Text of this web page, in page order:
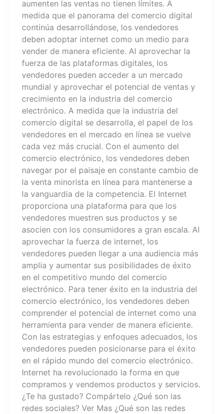
aumenten las ventas no tienen límites. A
medida que el panorama del comercio digital
continúa desarrollándose, los vendedores
deben adoptar internet como un medio para
vender de manera eficiente. Al aprovechar la
fuerza de las plataformas digitales, los
vendedores pueden acceder a un mercado
mundial y aprovechar el potencial de ventas y
crecimiento en la industria del comercio
electrónico. A medida que la industria del
comercio digital se desarrolla, el papel de los
vendedores en el mercado en línea se vuelve
cada vez más crucial. Con el aumento del
comercio electrónico, los vendedores deben
navegar por el paisaje en constante cambio de
la venta minorista en línea para mantenerse a
la vanguardia de la competencia. El Internet
proporciona una plataforma para que los
vendedores muestren sus productos y se
asocien con los consumidores a gran escala. Al
aprovechar la fuerza de internet, los
vendedores pueden llegar a una audiencia más
amplia y aumentar sus posibilidades de éxito
en el competitivo mundo del comercio
electrónico. Para tener éxito en la industria del
comercio electrónico, los vendedores deben
comprender el potencial de internet como una
herramienta para vender de manera eficiente.
Con las estrategias y enfoques adecuados, los
vendedores pueden posicionarse para el éxito
en el rápido mundo del comercio electrónico.
Internet ha revolucionado la forma en que
compramos y vendemos productos y servicios.
¿Te ha gustado? Compártelo ¿Qué son las
redes sociales? Ver Mas ¿Qué son las redes